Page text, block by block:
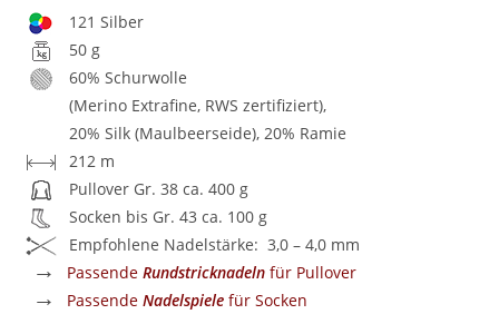
121 Silber
50 g
60% Schurwolle
(Merino Extrafine, RWS zertifiziert),
20% Silk (Maulbeerseide), 20% Ramie
212 m
Pullover Gr. 38 ca. 400 g
Socken bis Gr. 43 ca. 100 g
Empfohlene Nadelstärke: 3,0 – 4,0 mm
→ PassendeRundstricknadeln für Pullover
→ PassendeNadelspiele für Socken